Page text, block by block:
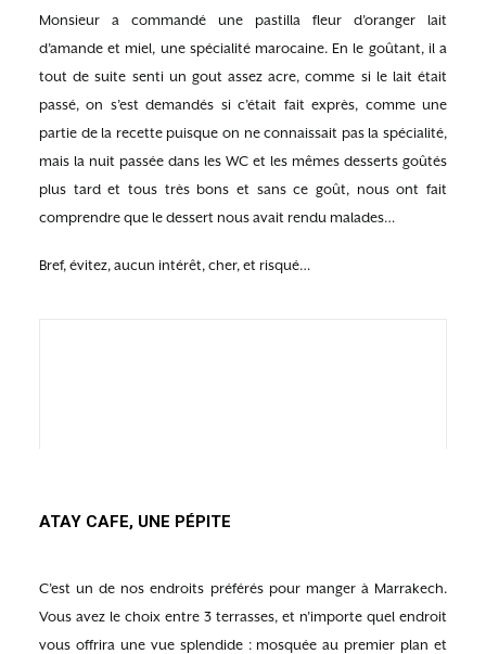
Monsieur a commandé une pastilla fleur d’oranger lait
d’amande et miel, une spécialité marocaine. En le goûtant, il a
tout de suite senti un gout assez acre, comme si le lait était
passé, on s’est demandés si c’était fait exprès, comme une
partie de la recette puisque on ne connaissait pas la spécialité,
mais la nuit passée dans les WC et les mêmes desserts goûtés
plus tard et tous très bons et sans ce goût, nous ont fait
comprendre que le dessert nous avait rendu malades…
Bref, évitez, aucun intérêt, cher, et risqué…
ATAY CAFE, UNE PÉPITE
C’est un de nos endroits préférés pour manger à Marrakech.
Vous avez le choix entre 3 terrasses, et n’importe quel endroit
vous offrira une vue splendide : mosquée au premier plan et